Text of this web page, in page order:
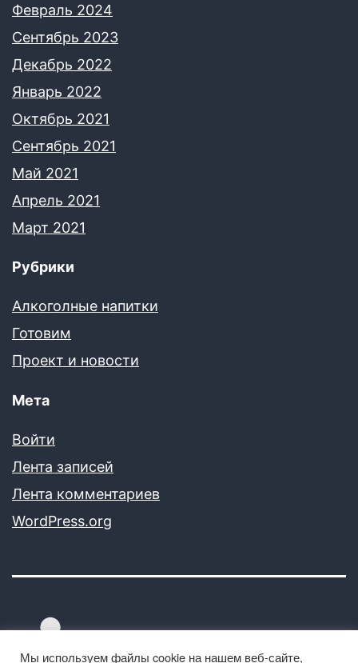
Февраль 2024
Сентябрь 2023
Декабрь 2022
Январь 2022
Октябрь 2021
Сентябрь 2021
Май 2021
Апрель 2021
Март 2021
Рубрики
Алкоголные напитки
Готовим
Проект и новости
Мета
Войти
Лента записей
Лента комментариев
WordPress.org
Мы используем файлы cookie на нашем веб-сайте,